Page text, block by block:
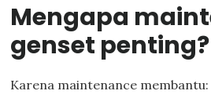
Mengapa
genset penting?
Karena maintenance membantu: